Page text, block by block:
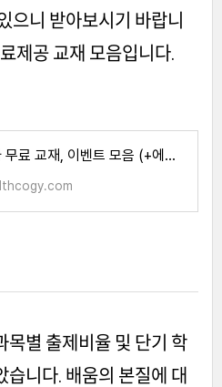
으니 받아보시기 바랍니
제공 교재 모음입니다.
공인중개사 무료 교재, 이벤트 모음 (+에듀윌, 해커스, 박문각)
목별 출제비율 및 단기 학
니다. 배움의 본질에 대